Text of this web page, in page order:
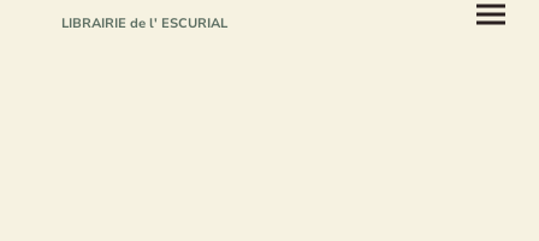
LIBRAIRIE de l' ESCURIAL